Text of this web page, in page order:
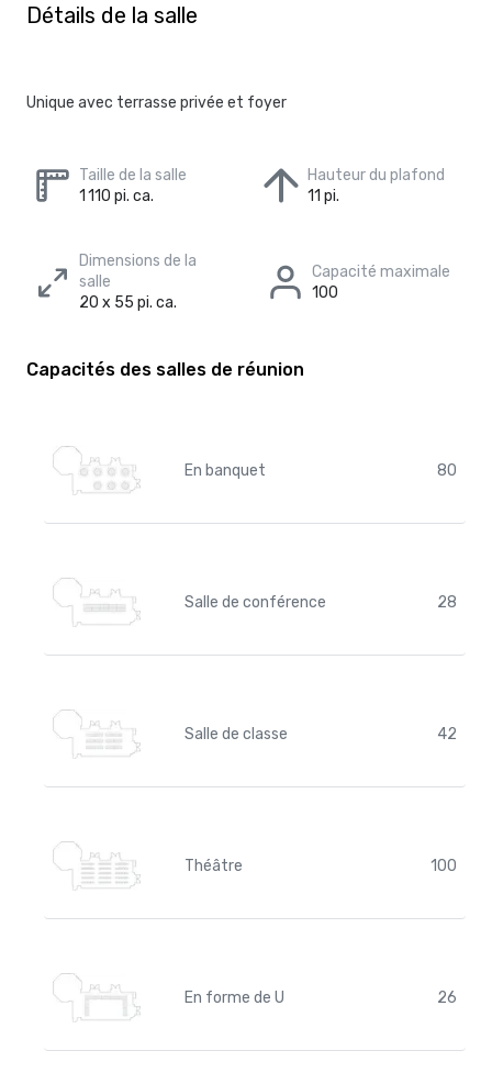
Détails de la salle
Unique avec terrasse privée et foyer
Taille de la salle
1 110 pi. ca.
Hauteur du plafond
11 pi.
Dimensions de la
salle
20 x 55 pi. ca.
Capacité maximale
100
Capacités des salles de réunion
En banquet 80
Salle de conférence 28
Salle de classe 42
Théâtre 100
En forme de U 26